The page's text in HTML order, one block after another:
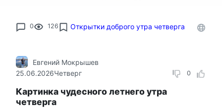
0 126 Открытки доброго утра четверга
0
Евгений Мокрышев
25.06.2026Четверг
Картинка чудесного летнего утра
четверга